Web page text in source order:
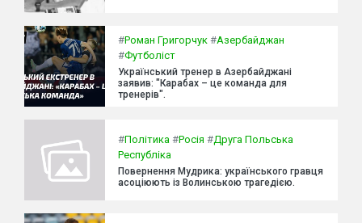
#Роман Григорчук #Азербайджан
#Футболіст
Український тренер в Азербайджані
заявив: "Карабах – це команда для
тренерів".
#Політика #Росія #Друга Польська
Республіка
Повернення Мудрика: українського гравця
асоціюють із Волинською трагедією.